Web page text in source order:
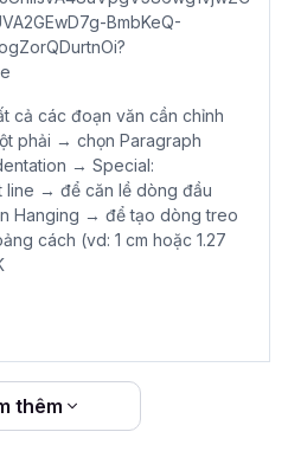
cả các đoạn văn cần chỉnh
phải → chọn Paragraph
→ Special:
line → để căn lề dòng đầu
Hanging → để tạo dòng treo
cách (vd: 1 cm hoặc 1.27
thêm